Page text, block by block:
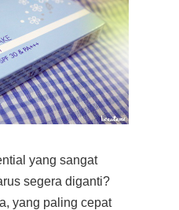
yang sangat
segera diganti?
yang paling cepat